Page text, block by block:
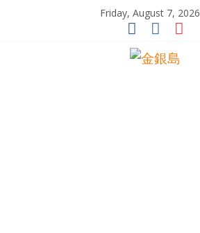
Friday, August 7, 2026